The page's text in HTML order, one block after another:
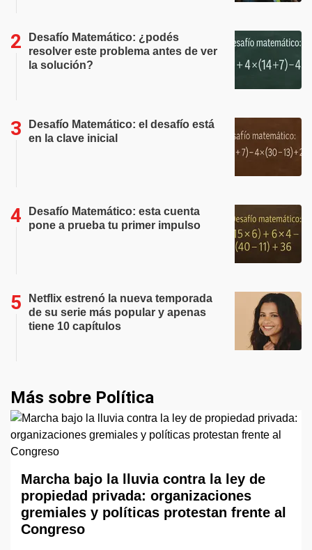
Desafío Matemático: ¿podés
resolver este problema antes de ver
la solución?
Desafío Matemático: el desafío está
en la clave inicial
Desafío Matemático: esta cuenta
pone a prueba tu primer impulso
Netflix estrenó la nueva temporada
de su serie más popular y apenas
tiene 10 capítulos
Más sobre Política
Marcha bajo la lluvia contra la ley de
propiedad privada: organizaciones
gremiales y políticas protestan frente al
Congreso